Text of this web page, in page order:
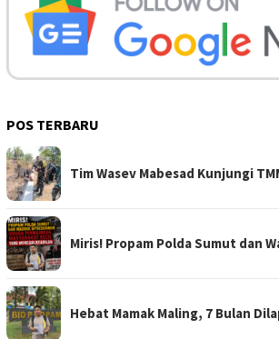
POS TERBARU
Tim Wasev Mabesad Kunjungi
Miris! Propam Polda Sumut dan
Hebat Mamak Maling, 7 Bulan